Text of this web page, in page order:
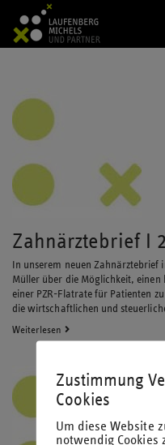
Zahnärztebrief I
In unserem neuen Zahnärztebrief
Müller über die Möglichkeit,
einer PZR-Flatrate für Patienten
die wirtschaftlichen und
Weiterlesen
Zustimmung
Cookies
Um diese Website
notwendig Cookies